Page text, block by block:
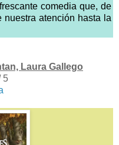
comedia que, de
atención hasta la
Laura Gallego
5